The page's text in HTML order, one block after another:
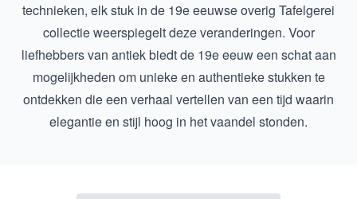
technieken, elk stuk in de 19e eeuwse overig Tafelgerei
collectie weerspiegelt deze veranderingen. Voor
liefhebbers van antiek biedt de 19e eeuw een schat aan
mogelijkheden om unieke en authentieke stukken te
ontdekken die een verhaal vertellen van een tijd waarin
elegantie en stijl hoog in het vaandel stonden.